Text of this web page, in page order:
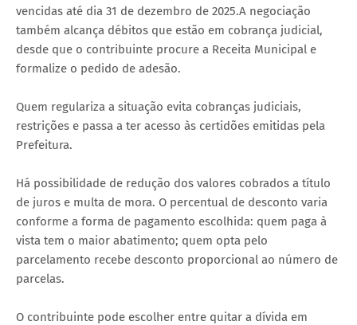
vencidas até dia 31 de dezembro de 2025.A negociação
também alcança débitos que estão em cobrança judicial,
desde que o contribuinte procure a Receita Municipal e
formalize o pedido de adesão.
Quem regulariza a situação evita cobranças judiciais,
restrições e passa a ter acesso às certidões emitidas pela
Prefeitura.
Há possibilidade de redução dos valores cobrados a título
de juros e multa de mora. O percentual de desconto varia
conforme a forma de pagamento escolhida: quem paga à
vista tem o maior abatimento; quem opta pelo
parcelamento recebe desconto proporcional ao número de
parcelas.
O contribuinte pode escolher entre quitar a dívida em